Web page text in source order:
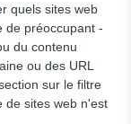
quels sites web
de préoccupant -
du contenu
ou des URL
sur le filtre
de sites web n'est